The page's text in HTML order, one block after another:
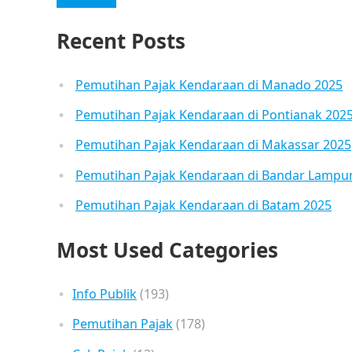
Recent Posts
Pemutihan Pajak Kendaraan di Manado 2025
Pemutihan Pajak Kendaraan di Pontianak
Pemutihan Pajak Kendaraan di Makassar 2025
Pemutihan Pajak Kendaraan di Bandar
Pemutihan Pajak Kendaraan di Batam 2025
Most Used Categories
Info Publik(193)
Pemutihan Pajak(178)